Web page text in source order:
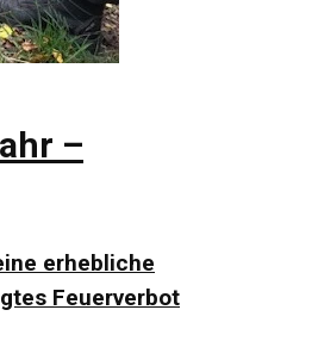
–
erhebliche
Feuerverbot